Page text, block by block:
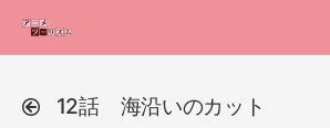
12話 海沿いのカット